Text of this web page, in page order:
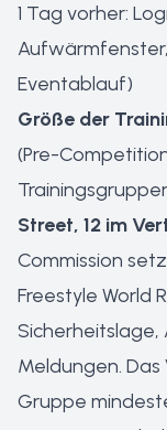
1 Tag vorher:
Eventablauf)
Größe der
(Pre-
Street, 12 im
Commission
Freestyle World
Meldungen.
Gruppe